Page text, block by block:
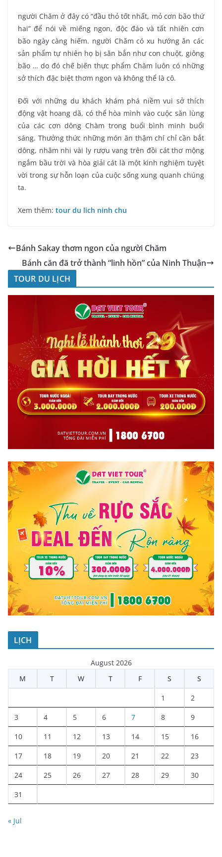
người Chăm ở đây có “đầu thỏ tốt nhất, mỏ cơn bão thứ
hai” để nói về miếng ngon, độc đáo và tất nhiên cơn
bão ngày càng hiếm. người Chăm có xu hướng ăn các
sản phẩm tự nhiên họ bị săn bắn như con chuột, giông
bão … do đó chế biến thực phẩm Chăm luôn có những
sở thích đặc biệt thơm ngon và không thể là cô.
Đối với những du khách khám phá niềm vui sở thích
động vật hoang dã, có thể hòa mình vào cuộc săn lùng
của các cơn dông Chàm trong buổi bình minh buổi
sáng. Thưởng thức những món ăn thậm chí chỉ cần bắt
dông, nhâm nhi vài ly rượu vang trên đồi cát thơ mộng
ngắm bầu trời và hòa giải cát là một kinh nghiệm tuyệt
vời trong sự hỗn loạn của cuộc sống xung quanh chúng
ta.
Xem thêm: tour du lich ninh chu
Bánh Sakay thơm ngon của người Chăm
Bánh căn đã trở thành “linh hồn” của Ninh Thuận
TOUR DU LỊCH
LỊCH
August 2026
M
T W T F S S
1 2
3 4 5 6 7 8 9
10 11 12 13 14 15 16
17 18 19 20 21 22 23
24 25 26 27 28 29 30
31
« Jul